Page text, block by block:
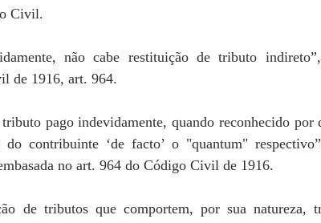
Civil.
não cabe restituição de tributo
de 1916, art. 964.
pago indevidamente, quando reconhecido
do contribuinte ‘de facto’ o "quantum"
no art. 964 do Código Civil de 1916.
de tributos que comportem, por sua natureza,